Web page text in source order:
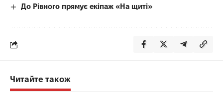
До Рівного прямує екіпаж «На щиті»
Читайте також